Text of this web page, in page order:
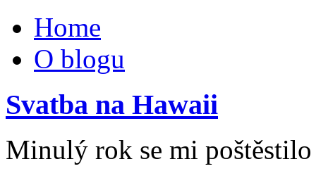
Home
O blogu
Svatba na Hawaii
Minulý rok se mi